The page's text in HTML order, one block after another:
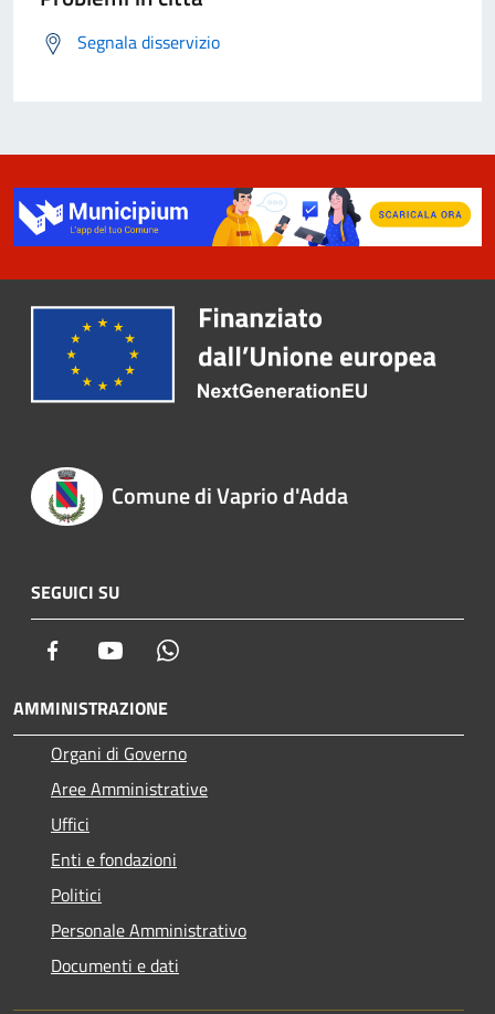
Segnala disservizio
Comune di Vaprio d'Adda
SEGUICI SU
Facebook Youtube
AMMINISTRAZIONE
Organi di Governo
Aree Amministrative
Uffici
Enti e fondazioni
Politici
Personale Amministrativo
Documenti e dati